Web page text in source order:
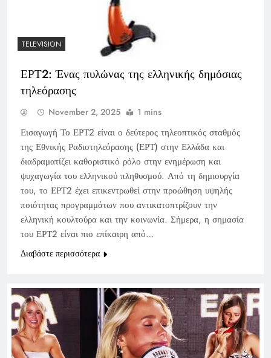
TELEVISION
ΕΡΤ2: Ένας πυλώνας της ελληνικής δημόσιας
τηλεόρασης
November 2, 2025 1 mins
Εισαγωγή Το ΕΡΤ2 είναι ο δεύτερος τηλεοπτικός σταθμός
της Εθνικής Ραδιοτηλεόρασης (ΕΡΤ) στην Ελλάδα και
διαδραματίζει καθοριστικό ρόλο στην ενημέρωση και
ψυχαγωγία του ελληνικού πληθυσμού. Από τη δημιουργία
του, το ΕΡΤ2 έχει επικεντρωθεί στην προώθηση υψηλής
ποιότητας προγραμμάτων που αντικατοπτρίζουν την
ελληνική κουλτούρα και την κοινωνία. Σήμερα, η σημασία
του ΕΡΤ2 είναι πιο επίκαιρη από…
Διαβάστε περισσότερα